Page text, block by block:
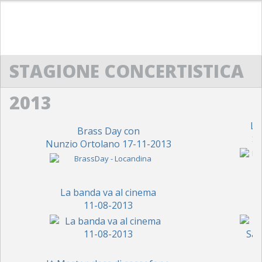
ACM
CENNI STORICI
DIRETTIVO
PRESENTAZIONE
PROTOCOLLO D’INTESA
STAGIONE CONCERTISTICA
2013
Brass Day con
Nunzio Ortolano 17-11-2013
La banda va al cinema
11-08-2013